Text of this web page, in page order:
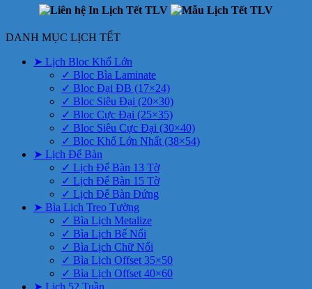
là:
tại
là:
24.000₫.
DANH MỤC LỊCH TẾT
➤ Lịch Bloc Khổ Lớn
✓ Bloc Bìa Laminate
✓ Bloc Đại ĐB (17×24)
✓ Bloc Siêu Đại (20×30)
✓ Bloc Cực Đại (25×35)
✓ Bloc Siêu Cực Đại (30×40)
✓ Bloc Khổ Lớn Nhất (38×54)
➤ Lịch Để Bàn
✓ Lịch Để Bàn 13 Tờ
✓ Lịch Để Bàn 15 Tờ
✓ Lịch Để Bàn Đứng
➤ Bìa Lịch Treo Tường
✓ Bìa Lịch Metalize
✓ Bìa Lịch Bế Nổi
✓ Bìa Lịch Chữ Nổi
✓ Bìa Lịch Offset 35×50
✓ Bìa Lịch Offset 40×60